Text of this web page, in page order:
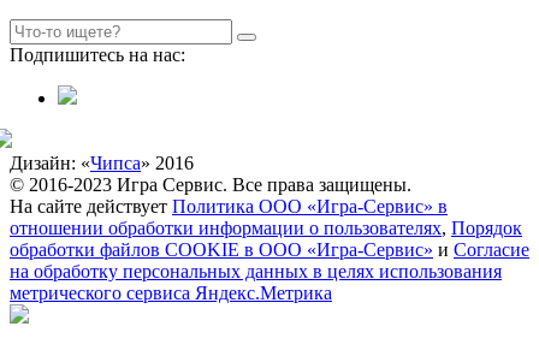
Подпишитесь на нас:
Дизайн: «Чипса» 2016
© 2016-2023 Игра Сервис. Все права защищены.
На сайте действует Политика ООО «Игра-Сервис» в
отношении обработки информации о пользователях, Порядок
обработки файлов COOKIE в ООО «Игра-Сервис» и Согласие
на обработку персональных данных в целях использования
метрического сервиса Яндекс.Метрика